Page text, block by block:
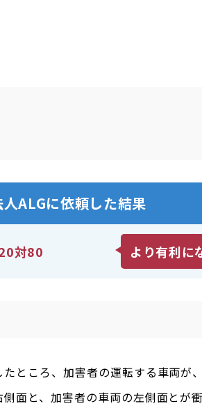
ALGに依頼した結果
対80 より有利に
ところ、加害者の運転する車両が
面と、加害者の車両の左側面とが衝